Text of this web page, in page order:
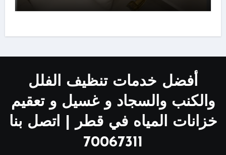
أفضل خدمات تنظيف الفلل
والكنب والسجاد و غسيل و تعقيم
خزانات المياه في قطر | اتصل بنا
70067311